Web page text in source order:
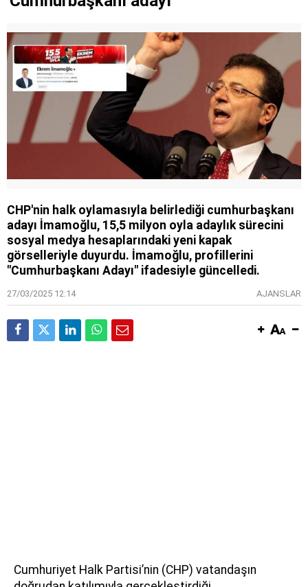
CHP'nin halk oylamasıyla belirlediği cumhurbaşkanı
adayı İmamoğlu, 15,5 milyon oyla adaylık sürecini
sosyal medya hesaplarındaki yeni kapak
görselleriyle duyurdu. İmamoğlu, profillerini
"Cumhurbaşkanı Adayı" ifadesiyle güncelledi.
27/03/2025 12:14 AJANSLAR
Cumhuriyet Halk Partisi’nin (CHP) vatandaşın